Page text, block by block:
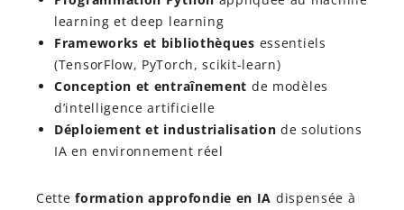
learning et deep learning
Frameworks et bibliothèques essentiels
(TensorFlow, PyTorch, scikit-learn)
Conception et entraînement de modèles
d’intelligence artificielle
Déploiement et industrialisation de solutions
IA en environnement réel
Cetteformation approfondie en IA dispensée à